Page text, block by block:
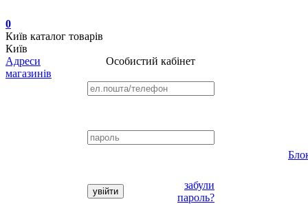
0
Київ каталог товарів
Київ
Адреси
магазинів
Особистий кабінет
забули
пароль?